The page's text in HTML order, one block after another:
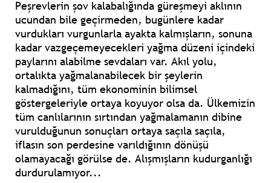
Peşrevlerin şov kalabalığında güreşmeyi aklının
ucundan bile geçirmeden, bugünlere kadar
vurdukları vurgunlarla ayakta kalmışların, sonuna
kadar vazgeçemeyecekleri yağma düzeni içindeki
paylarını alabilme sevdaları var. Akıl yolu,
ortalıkta yağmalanabilecek bir şeylerin
kalmadığını, tüm ekonominin bilimsel
göstergeleriyle ortaya koyuyor olsa da. Ülkemizin
tüm canlılarının sırtından yağmalamanın dibine
vurulduğunun sonuçları ortaya saçıla saçıla,
iflasın son perdesine varıldığının dönüşü
olamayacağı görülse de. Alışmışların kudurganlığı
durdurulamıyor...